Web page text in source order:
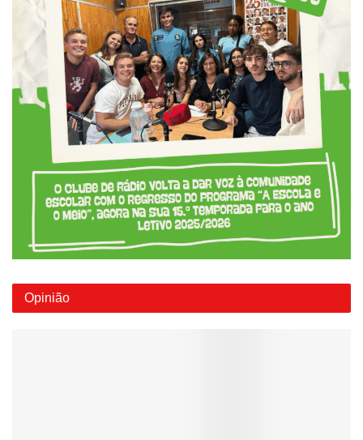
Opinião